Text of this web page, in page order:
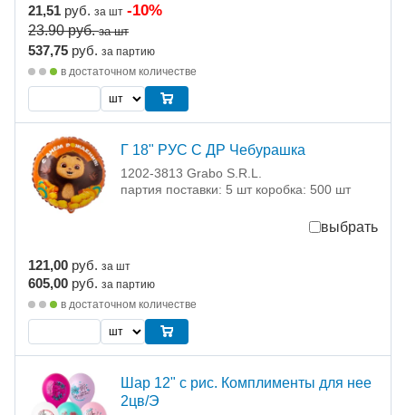
21,51 руб. за шт -10%
23.90руб. за шт
537,75 руб. за партию
в достаточном количестве
Г 18" РУС С ДР Чебурашка
1202-3813 Grabo S.R.L.
партия поставки: 5 шт коробка: 500 шт
выбрать
121,00 руб. за шт
605,00 руб. за партию
в достаточном количестве
Шар 12" с рис. Комплименты для нее
2цв/Э